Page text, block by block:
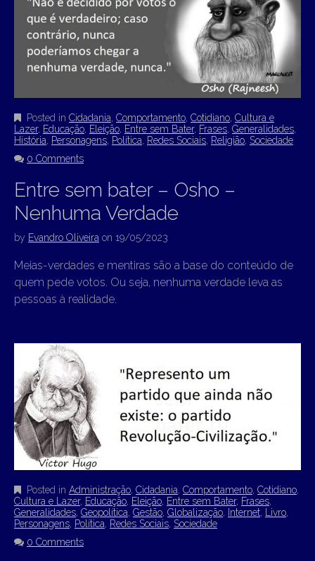
Posted in Cidadania Comportamento Cotidiano Cultura e
Lazer, Educação Eleição Entre sem Bater, Frases Generalidades
História Personagens Política Redes Sociais Religião Sociedade
0 Comments
Entre sem bater – Osho –
Nenhuma Verdade
by Evandro Oliveira on 19/05/2023
Meias-verdades e mentiras são a base do conteúdo de
quem pede votos. Ou seja, nenhuma verdade leva as
pessoas à realidade.
Posted in Administração, Cidadania, Comportamento, Cotidiano,
Cultura e Lazer, Educação, Eleição, Entre sem Bater, Frases,
Generalidades, Geopolítica, Gestão, Globalização, Internet, Livro,
Personagens, Política, Redes Sociais, Sociedade
0 Comments